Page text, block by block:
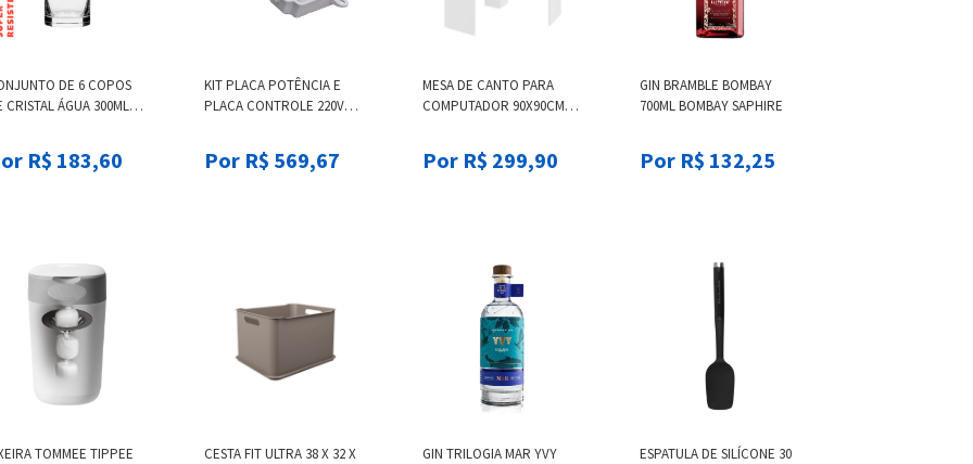
DE 6 COPOS
CRISTAL ÁGUA 300ML
R$ 183,60
KIT PLACA POTÊNCIA E
PLACA CONTROLE 220V
W11485343
Por R$ 569,67
MESA DE CANTO PARA
COMPUTADOR 90X90CM
Por R$ 299,90
GIN BRAMBLE BOMBAY
700ML BOMBAY SAPHIRE
Por R$ 132,25
TOMMEE TIPPEE
CESTA FIT ULTRA 38 X 32 X
GIN TRILOGIA MAR YVY
ESPATULA DE SILÍCONE 30